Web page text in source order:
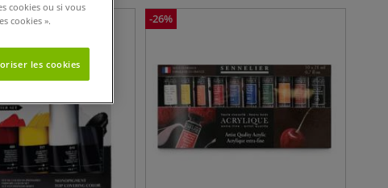
-26%
cookies ou si vous
cookies ».
les cookies